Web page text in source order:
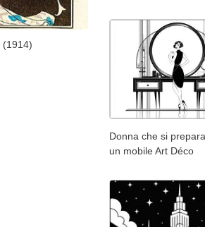
(1914)
Donna che si
un mobile Art Déco